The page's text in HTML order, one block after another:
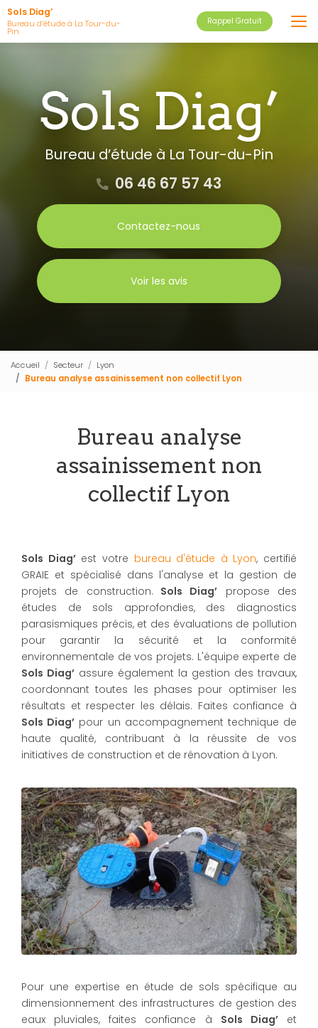
Aller
au
contenu
Sols Diag’
Bureau d’étude à La Tour-du-
Pin
Rappel Gratuit
Bureau d’étude à La Tour-du-Pin
06 46 67 57 43
Contactez-nous
Voir les avis
Accueil Secteur
Lyon
Bureau analyse assainissement non collectif Lyon
Bureau analyse
assainissement non
collectif Lyon
Sols Diag’est votre bureau d'étude à Lyon, certifié
GRAIE et spécialisé dans l'analyse et la gestion de
projets de construction. Sols Diag’ propose des
études de sols approfondies, des diagnostics
parasismiques précis, et des évaluations de pollution
pour garantir la sécurité et la conformité
environnementale de vos projets. L'équipe experte de
Sols Diag’ assure également la gestion des travaux,
coordonnant toutes les phases pour optimiser les
résultats et respecter les délais. Faites confiance à
Sols Diag’ pour un accompagnement technique de
haute qualité, contribuant à la réussite de vos
initiatives de construction et de rénovation à Lyon.
Pour une expertise en étude de sols spécifique au
dimensionnement des infrastructures de gestion des
eaux pluviales, faites confiance à Sols Diag’et